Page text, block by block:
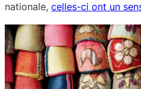
nationale, celles-ci ont un